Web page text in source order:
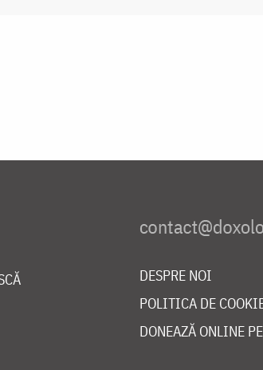
DESPRE NOI
POLITICA DE
DONEAZĂ ONLINE